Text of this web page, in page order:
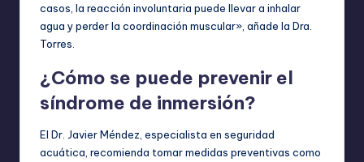
casos, la reacción involuntaria puede llevar a inhalar
agua y perder la coordinación muscular», añade la Dra.
Torres.
¿Cómo se puede prevenir el
síndrome de inmersión?
El Dr. Javier Méndez, especialista en seguridad
acuática, recomienda tomar medidas preventivas como